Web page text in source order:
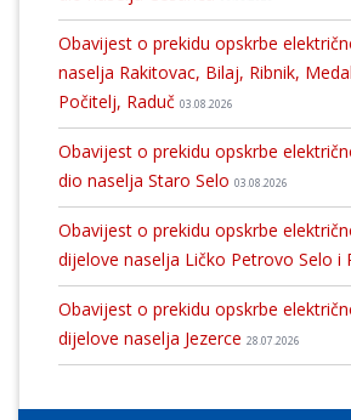
Obavijest o prekidu opskrbe
naselja Rakitovac, Bilaj, Ribnik,
Počitelj, Raduč 03.08.2026
Obavijest o prekidu opskrbe
dio naselja Staro Selo 03.08.2026
Obavijest o prekidu opskrbe
dijelove naselja Ličko Petrovo Selo i
Obavijest o prekidu opskrbe
dijelove naselja Jezerce 28.07.2026